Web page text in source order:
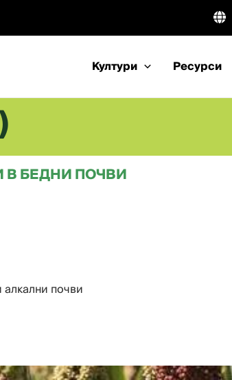
Култури Ресурси
В БЕДНИ ПОЧВИ
почви